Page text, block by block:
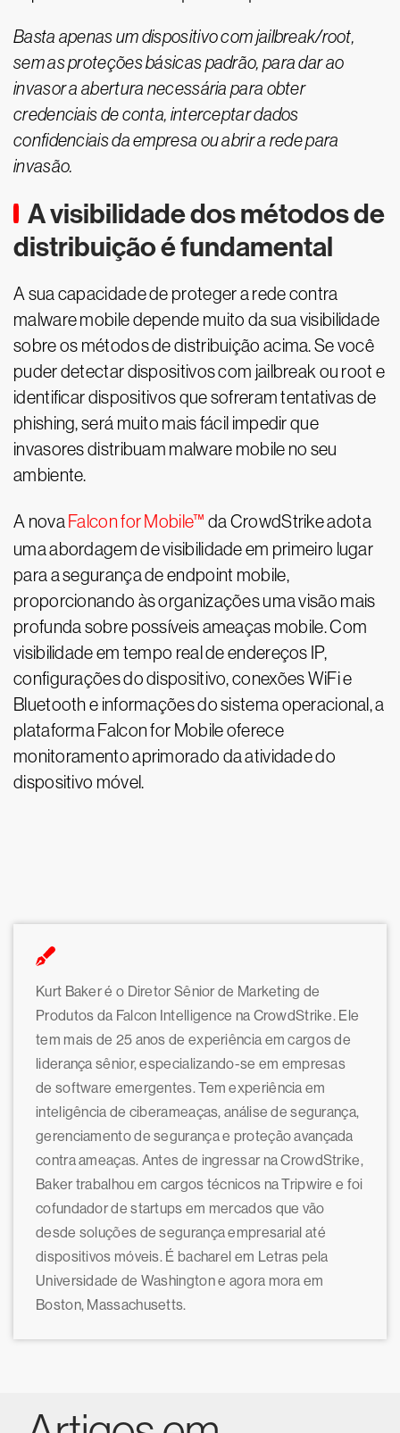
Basta apenas um dispositivo com jailbreak/root,
sem as proteções básicas padrão, para dar ao
invasor a abertura necessária para obter
credenciais de conta, interceptar dados
confidenciais da empresa ou abrir a rede para
invasão.
A visibilidade dos métodos de
distribuição é fundamental
A sua capacidade de proteger a rede contra
malware mobile depende muito da sua visibilidade
sobre os métodos de distribuição acima. Se você
puder detectar dispositivos com jailbreak ou root e
identificar dispositivos que sofreram tentativas de
phishing, será muito mais fácil impedir que
invasores distribuam malware mobile no seu
ambiente.
A nova Falcon for Mobile™ da CrowdStrike adota
uma abordagem de visibilidade em primeiro lugar
para a segurança de endpoint mobile,
proporcionando às organizações uma visão mais
profunda sobre possíveis ameaças mobile. Com
visibilidade em tempo real de endereços IP,
configurações do dispositivo, conexões WiFi e
Bluetooth e informações do sistema operacional, a
plataforma Falcon for Mobile oferece
monitoramento aprimorado da atividade do
dispositivo móvel.
Kurt Baker é o Diretor Sênior de Marketing de
Produtos da Falcon Intelligence na CrowdStrike. Ele
tem mais de 25 anos de experiência em cargos de
liderança sênior, especializando-se em empresas
de software emergentes. Tem experiência em
inteligência de ciberameaças, análise de segurança,
gerenciamento de segurança e proteção avançada
contra ameaças. Antes de ingressar na CrowdStrike,
Baker trabalhou em cargos técnicos na Tripwire e foi
cofundador de startups em mercados que vão
desde soluções de segurança empresarial até
dispositivos móveis. É bacharel em Letras pela
Universidade de Washington e agora mora em
Boston, Massachusetts.